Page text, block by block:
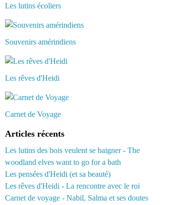
Les lutins écoliers
Souvenirs amérindiens
Les rêves d'Heidi
Carnet de Voyage
Articles récents
Les lutins des bois veulent se baigner - The
woodland elves want to go for a bath
Les pensées d'Heidi (et sa beauté)
Les rêves d'Heidi - La rencontre avec le roi
Carnet de voyage - Nabil, Salma et ses doutes